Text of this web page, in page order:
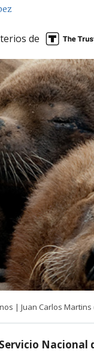
de
| Juan Carlos Martins
Nacional